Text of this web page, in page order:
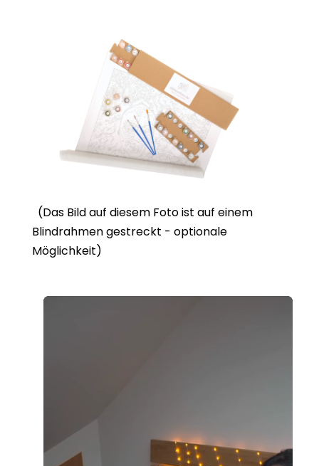
(Das Bild auf diesem Foto ist auf einem
Blindrahmen gestreckt - optionale
Möglichkeit)